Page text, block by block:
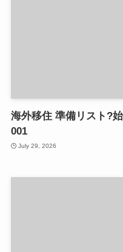
海外移住 準備リスト?
001
July 29, 2026